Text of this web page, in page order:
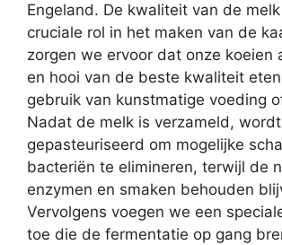
Engeland. De kwaliteit van de
cruciale rol in het maken van de
zorgen we ervoor dat onze koeien
en hooi van de beste kwaliteit
gebruik van kunstmatige voeding
Nadat de melk is verzameld,
gepasteuriseerd om mogelijke
bacteriën te elimineren, terwijl de
enzymen en smaken behouden
Vervolgens voegen we een
toe die de fermentatie op gang